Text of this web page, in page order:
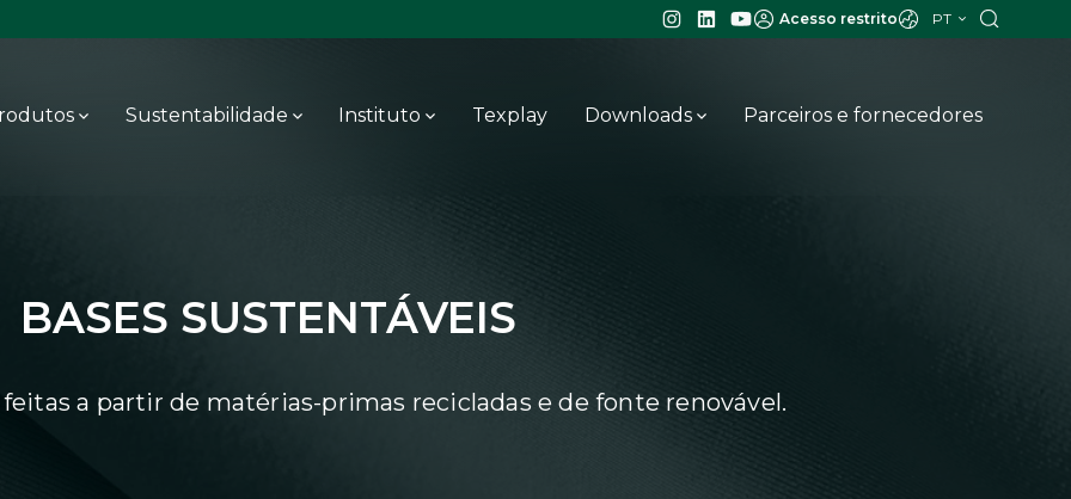
Acesso restrito PT
Sustentabilidade Instituto Texplay Downloads Parceiros e fornecedores
BASES SUSTENTÁVEIS
a partir de matérias-primas recicladas e de fonte renovável.